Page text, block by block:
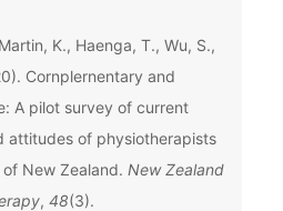
K., Haenga, T., Wu, S.,
Cornplernentary and
A pilot survey of current
attitudes of physiotherapists
New Zealand. New Zealand
, 48(3).